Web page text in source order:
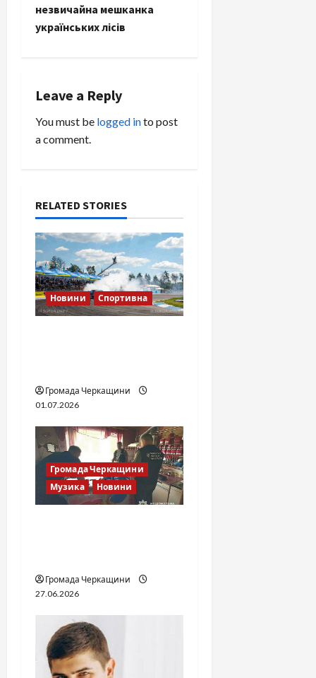
t
v
i
t
i
o
n
незвичайна мешканка
українських лісів
Leave a Reply
You must be logged into post
a comment.
RELATED STORIES
Новини Спортивна
Громада Черкащини
01.07.2026
Громада Черкащини
Музика
Новини
Громада Черкащини
27.06.2026